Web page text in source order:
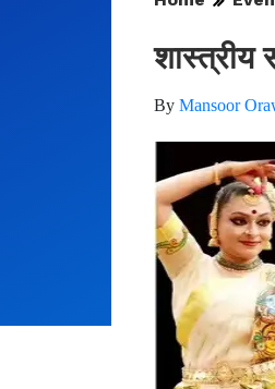
शास्त्रीय
By Mansoor